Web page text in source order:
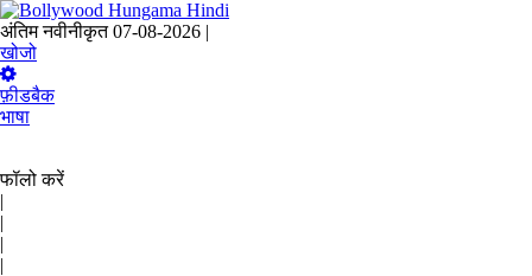
अंतिम नवीनीकृत 07-08-2026 |
खोजो
फ़ीडबैक
भाषा
फॉलो करें
|
|
|
|